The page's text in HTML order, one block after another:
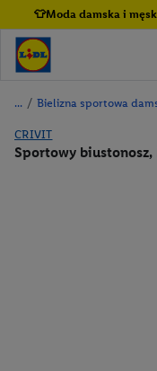
👕Moda damska i
/ Bielizna sportowa
CRIVIT
Sportowy